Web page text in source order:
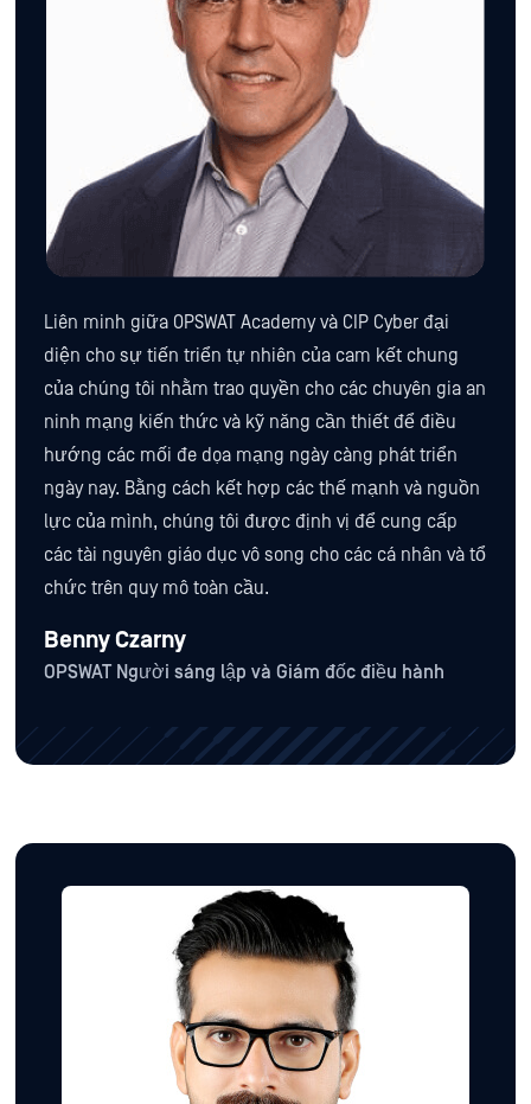
Liên minh giữa OPSWAT Academy và CIP Cyber đại
diện cho sự tiến triển tự nhiên của cam kết chung
của chúng tôi nhằm trao quyền cho các chuyên gia an
ninh mạng kiến thức và kỹ năng cần thiết để điều
hướng các mối đe dọa mạng ngày càng phát triển
ngày nay. Bằng cách kết hợp các thế mạnh và nguồn
lực của mình, chúng tôi được định vị để cung cấp
các tài nguyên giáo dục vô song cho các cá nhân và tổ
chức trên quy mô toàn cầu.
Benny Czarny
OPSWAT Người sáng lập và Giám đốc điều hành